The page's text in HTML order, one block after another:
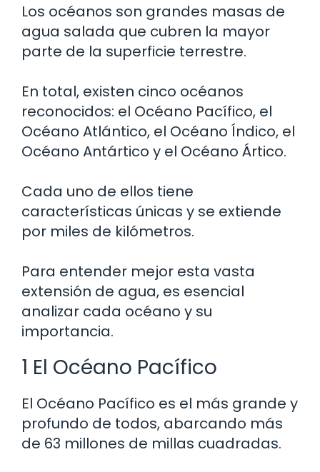
Los océanos son grandes masas de
agua salada que cubren la mayor
parte de la superficie terrestre.
En total, existen cinco océanos
reconocidos: el Océano Pacífico, el
Océano Atlántico, el Océano Índico, el
Océano Antártico y el Océano Ártico.
Cada uno de ellos tiene
características únicas y se extiende
por miles de kilómetros.
Para entender mejor esta vasta
extensión de agua, es esencial
analizar cada océano y su
importancia.
1 El Océano Pacífico
El Océano Pacífico es el más grande y
profundo de todos, abarcando más
de 63 millones de millas cuadradas.